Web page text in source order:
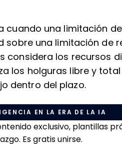
cuando una limitación
una limitación de
considera los recursos
los holguras libre y
dentro del plazo.
EN LA ERA DE LA IA
exclusivo, plantillas
Es gratis unirse.